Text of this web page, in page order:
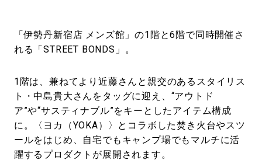
「伊勢丹新宿店 メンズ館」の1階と6階で同時開催さ
れる「STREET BONDS」。
1階は、兼ねてより近藤さんと親交のあるスタイリス
ト・中島貴大さんをタッグに迎え、“アウトド
ア”や“サスティナブル”をキーとしたアイテム構成
に。〈ヨカ（YOKA）〉とコラボした焚き火台やスツ
ールをはじめ、自宅でもキャンプ場でもマルチに活
躍するプロダクトが展開されます。